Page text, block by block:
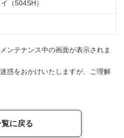
（504SH）
ンテナンス中の画面が表示されま
惑をおかけいたしますが、ご理解
覧に戻る